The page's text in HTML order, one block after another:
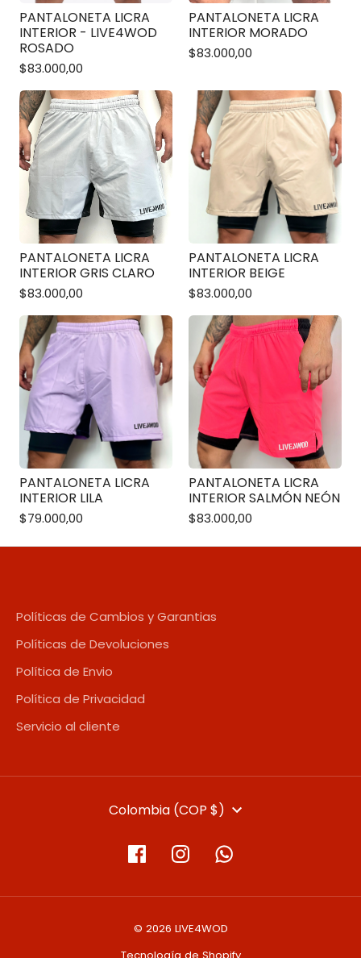
PANTALONETA LICRA
INTERIOR - LIVE4WOD
ROSADO
$83.000,00
PANTALONETA LICRA
INTERIOR MORADO
$83.000,00
PANTALONETA LICRA
INTERIOR GRIS CLARO
$83.000,00
PANTALONETA LICRA
INTERIOR BEIGE
$83.000,00
PANTALONETA LICRA
INTERIOR LILA
$79.000,00
PANTALONETA LICRA
INTERIOR SALMÓN NEÓN
$83.000,00
Políticas de Cambios y Garantias
Políticas de Devoluciones
Política de Envio
Política de Privacidad
Servicio al cliente
Colombia (COP $)
© 2026 LIVE4WOD
Tecnología de Shopify